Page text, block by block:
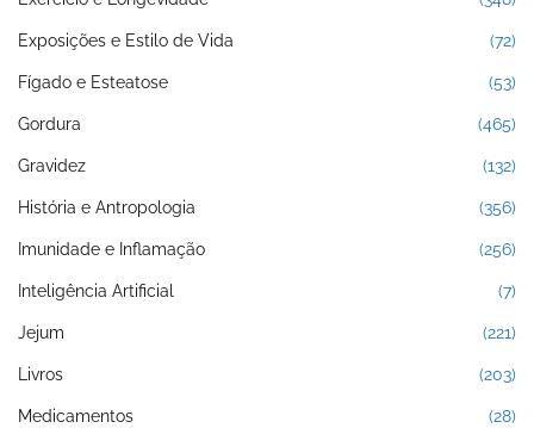
Exposições e Estilo de Vida (72)
Fígado e Esteatose (53)
Gordura (465)
Gravidez (132)
História e Antropologia (356)
Imunidade e Inflamação (256)
Inteligência Artificial (7)
Jejum (221)
Livros (203)
Medicamentos (28)